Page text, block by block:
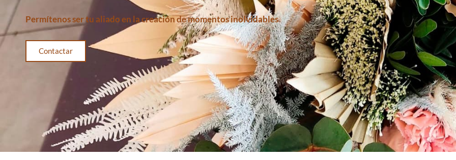
Permítenos ser tu aliado en la creación de momentos inolvidables
Contactar